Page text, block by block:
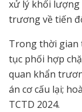
xử lý khối lượng
trương về tiến
Trong thời gian
tục phối hợp
quan khẩn
án cơ cấu lại;
TCTD 2024.